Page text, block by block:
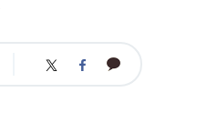
트 페 카